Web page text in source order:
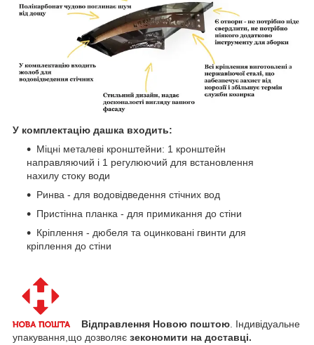
У комплектацію дашка входить:
Міцні металеві кронштейни: 1 кронштейн
направляючий і 1 регулюючий для встановлення
нахилу стоку води
Ринва - для водовідведення стічних вод
Пристінна планка - для примикання до стіни
Кріплення - дюбеля та оцинковані гвинти для
кріплення до стіни
Відправлення Новою поштою. Індивідуальне
упакування,що дозволяє зекономити на доставці.